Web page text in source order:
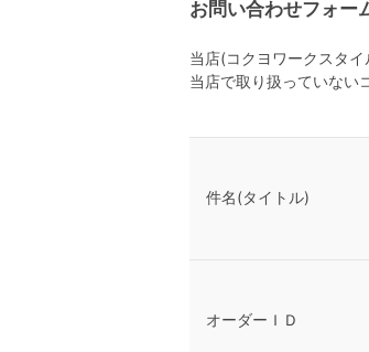
お問い合わせフォー
当店(コクヨワークスタ
当店で取り扱っていない
件名(タイトル)
オーダーＩＤ